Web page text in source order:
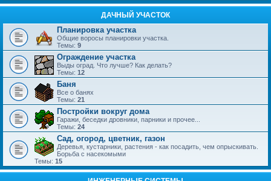
ДАЧНЫЙ УЧАСТОК
Планировка участка
Общие воросы планировки участка.
Темы: 9
Ограждение участка
Выды оград. Что лучше? Как делать?
Темы: 12
Баня
Все о банях
Темы: 21
Постройки вокруг дома
Гаражи, беседки дровники, парники и прочее...
Темы: 24
Сад, огород, цветник, газон
Деревья, кустарники, растения - как посадить, чем опрыскивать.
Борьба с насекомыми
Темы: 15